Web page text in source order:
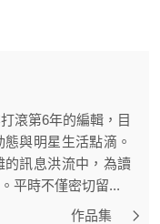
滾第6年的編輯，目
與明星生活點滴。
訊息洪流中，為讀
平時不僅密切留...
作品集